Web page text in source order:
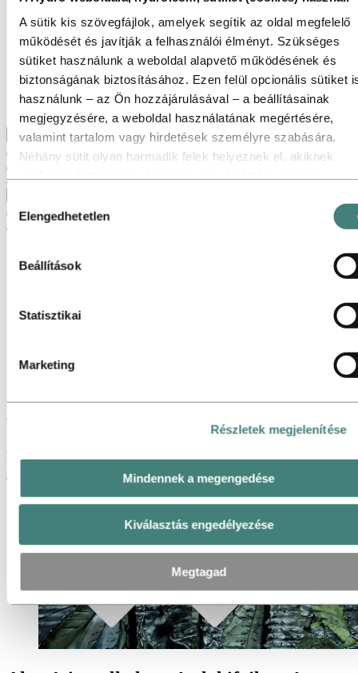
A sütik kis szövegfájlok, amelyek segítik az oldal megfelelő
működését és javítják a felhasználói élményt. Szükséges
sütiket használunk a weboldal alapvető működésének és
biztonságának biztosításához. Ezen felül opcionális sütiket
használunk – az Ön hozzájárulásával – a beállításainak
megjegyzésére, a weboldal használatának megértésére,
valamint tartalom vagy hirdetések személyre szabására.
Néhány sütit olyan harmadik felek helyeznek el, akiknek
gyűjtött információkat kombinálhatják más, Ön által
adatokkal, vagy olyan adatokkal, amelyeket az ő
használata során gyűjtöttek. A harmadik fél, amely egy adott
third‑party sütiért felelős, az adott süti által gyűjtött
harmadik felek érintettek.
Hozzájárulás
kiválasztása
Elengedhetetlen
Beállítások
Statisztikai
Marketing
Részletek megjelenítése
Mindennek a megengedése
Kiválasztás engedélyezése
Megtagad
Ugrás:A Hydro bemutatása
Ez a Hydro
Meghatározó iparágak
Céljaink és értékrendünk
Stratégiánk
Telephelyeink világszerte
Beszerzés
A Hydro történetei
Vissza a főmenübe
Alumínium
Iparágak, melyeket kiszolgálunk
Kutatás
Fejlesztés
Innováció és kutatás-fejlesztés
fémnek az összes paramétere folyamatosan változik. Minden
alkalommal a kívánt új alkalmazást kell figyelembe vennünk.